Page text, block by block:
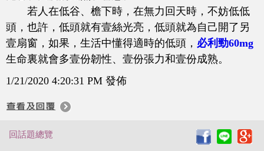
若人在低谷、檐下時，在無力回天時，不妨低低
頭，也許，低頭就有壹絲光亮，低頭就為自己開了另
壹扇窗，如果，生活中懂得適時的低頭， 必利勁60mg
生命裏就會多壹份韌性、壹份張力和壹份成熟。
1/21/2020 4:20:31 PM 發佈
回話題總覽